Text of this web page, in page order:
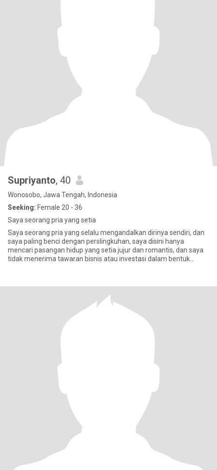
Supriyanto, 40
Wonosobo, Jawa Tengah, Indonesia
Seeking: Female 20 - 36
Saya seorang pria yang setia
Saya seorang pria yang selalu mengandalkan dirinya sendiri, dan
saya paling benci dengan perslingkuhan, saya disini hanya
mencari pasangan hidup yang setia jujur dan romantis, dan saya
tidak menerima tawaran bisnis atau investasi dalam bentuk